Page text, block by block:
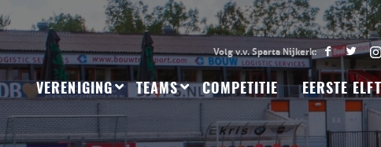
VERENIGING TEAMS COMPETITIE EERSTE